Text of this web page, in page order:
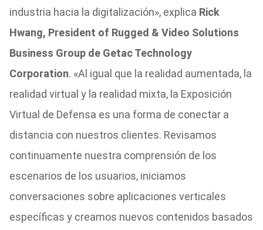
industria hacia la digitalización», explica Rick
Hwang, President of Rugged & Video Solutions
Business Group de Getac Technology
Corporation. «Al igual que la realidad aumentada, la
realidad virtual y la realidad mixta, la Exposición
Virtual de Defensa es una forma de conectar a
distancia con nuestros clientes. Revisamos
continuamente nuestra comprensión de los
escenarios de los usuarios, iniciamos
conversaciones sobre aplicaciones verticales
específicas y creamos nuevos contenidos basados